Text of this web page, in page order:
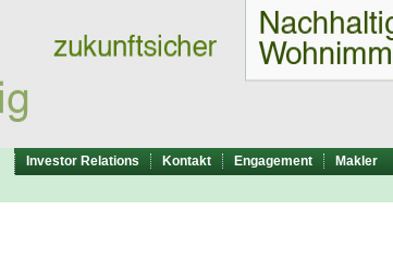
Investor Relations Kontakt Engagement
Makler